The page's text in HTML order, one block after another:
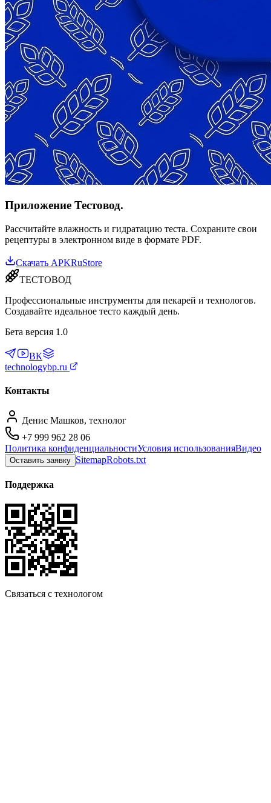
Приложение Тестовод.
Рассчитайте влажность и гидратацию теста. Сохраните свои
рецептуры в электронном виде в формате PDF.
Скачать APKRuStore
ТЕСТОВОД
Профессиональные инструменты для пекарей и технологов.
Создавайте идеальное тесто каждый день.
Бета версия 1.0
ВК
technologybp.ru
Контакты
Денис Машков, технолог
+7 999 962 28 06
Политика конфиденциальностиУсловия использованияВидео
Оставить заявку SitemapRobots.txt
Поддержка
Связаться с технологом